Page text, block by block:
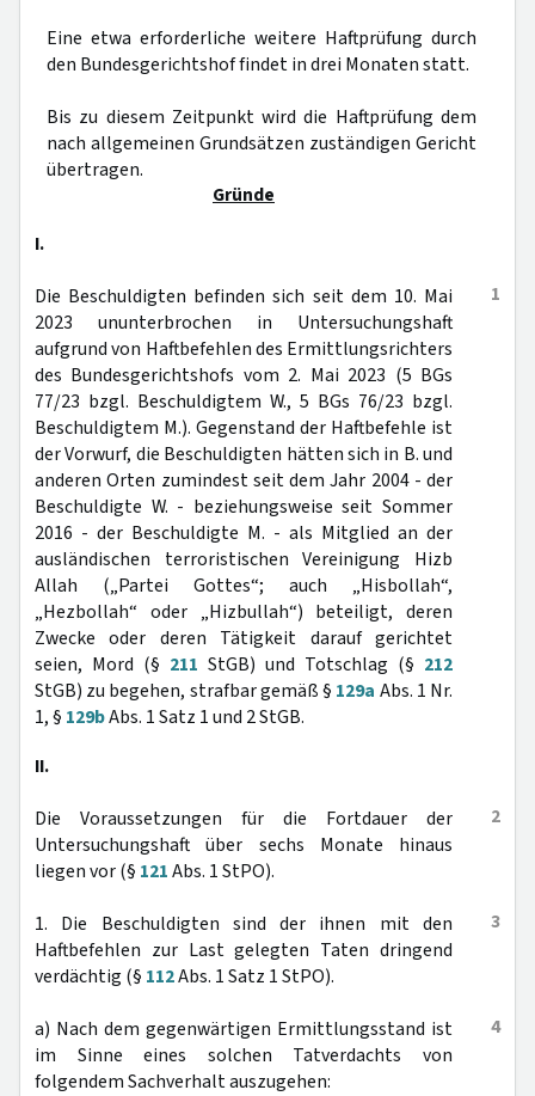
Eine etwa erforderliche weitere Haftprüfung durch
den Bundesgerichtshof findet in drei Monaten statt.
Bis zu diesem Zeitpunkt wird die Haftprüfung dem
nach allgemeinen Grundsätzen zuständigen Gericht
übertragen.
Gründe
I.
1
Die Beschuldigten befinden sich seit dem 10. Mai
2023 ununterbrochen in Untersuchungshaft
aufgrund von Haftbefehlen des Ermittlungsrichters
des Bundesgerichtshofs vom 2. Mai 2023 (5 BGs
77/23 bzgl. Beschuldigtem W., 5 BGs 76/23 bzgl.
Beschuldigtem M.). Gegenstand der Haftbefehle ist
der Vorwurf, die Beschuldigten hätten sich in B. und
anderen Orten zumindest seit dem Jahr 2004 - der
Beschuldigte W. - beziehungsweise seit Sommer
2016 - der Beschuldigte M. - als Mitglied an der
ausländischen terroristischen Vereinigung Hizb
Allah („Partei Gottes“; auch „Hisbollah“,
„Hezbollah“ oder „Hizbullah“) beteiligt, deren
Zwecke oder deren Tätigkeit darauf gerichtet
seien, Mord (§ 211 StGB) und Totschlag (§ 212
StGB) zu begehen, strafbar gemäß § 129a Abs. 1 Nr.
1, § 129bAbs. 1 Satz 1 und 2 StGB.
II.
2
Die Voraussetzungen für die Fortdauer der
Untersuchungshaft über sechs Monate hinaus
liegen vor (§ 121Abs. 1 StPO).
3
1. Die Beschuldigten sind der ihnen mit den
Haftbefehlen zur Last gelegten Taten dringend
verdächtig (§ 112Abs. 1 Satz 1 StPO).
4
a) Nach dem gegenwärtigen Ermittlungsstand ist
im Sinne eines solchen Tatverdachts von
folgendem Sachverhalt auszugehen: